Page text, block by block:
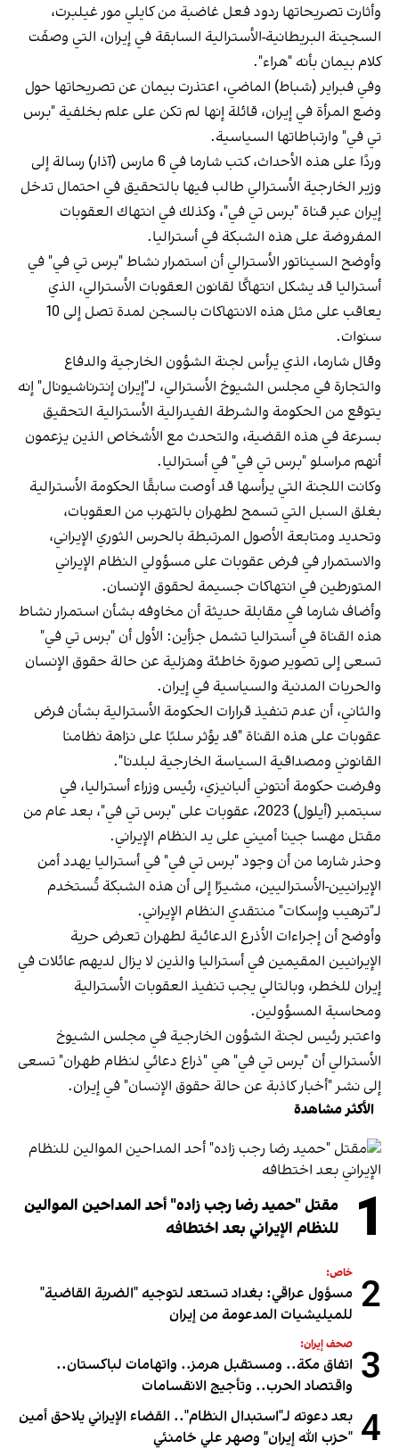
وأثارت تصريحاتها ردود فعل غاضبة من كايلي مور غيلبرت،
السجينة البريطانية-الأسترالية السابقة في إيران، التي وصفَت
كلام بيمان بأنه "هراء".
وفي فبراير (شباط) الماضي، اعتذرت بيمان عن تصريحاتها حول
وضع المرأة في إيران، قائلة إنها لم تكن على علم بخلفية "برس
تي في" وارتباطاتها السياسية.
وردًا على هذه الأحداث، كتب شارما في 6 مارس (آذار) رسالة إلى
وزير الخارجية الأسترالي طالب فيها بالتحقيق في احتمال تدخل
إيران عبر قناة "برس تي في"، وكذلك في انتهاك العقوبات
المفروضة على هذه الشبكة في أستراليا.
وأوضح السيناتور الأسترالي أن استمرار نشاط "برس تي في" في
أستراليا قد يشكل انتهاكًا لقانون العقوبات الأسترالي، الذي
يعاقب على مثل هذه الانتهاكات بالسجن لمدة تصل إلى 10
سنوات.
وقال شارما، الذي يرأس لجنة الشؤون الخارجية والدفاع
والتجارة في مجلس الشيوخ الأسترالي، لـ"إيران إنترناشيونال" إنه
يتوقع من الحكومة والشرطة الفيدرالية الأسترالية التحقيق
بسرعة في هذه القضية، والتحدث مع الأشخاص الذين يزعمون
أنهم مراسلو "برس تي في" في أستراليا.
وكانت اللجنة التي يرأسها قد أوصت سابقًا الحكومة الأسترالية
بغلق السبل التي تسمح لطهران بالتهرب من العقوبات،
وتحديد ومتابعة الأصول المرتبطة بالحرس الثوري الإيراني،
والاستمرار في فرض عقوبات على مسؤولي النظام الإيراني
المتورطين في انتهاكات جسيمة لحقوق الإنسان.
وأضاف شارما في مقابلة حديثة أن مخاوفه بشأن استمرار نشاط
هذه القناة في أستراليا تشمل جزأين: الأول أن "برس تي في"
تسعى إلى تصوير صورة خاطئة وهزلية عن حالة حقوق الإنسان
والحريات المدنية والسياسية في إيران.
والثاني، أن عدم تنفيذ قرارات الحكومة الأسترالية بشأن فرض
عقوبات على هذه القناة "قد يؤثر سلبًا على نزاهة نظامنا
القانوني ومصداقية السياسة الخارجية لبلدنا".
وفرضت حكومة أنتوني ألبانيزي، رئيس وزراء أستراليا، في
سبتمبر (أيلول) 2023، عقوبات على "برس تي في"، بعد عام من
مقتل مهسا جينا أميني على يد النظام الإيراني.
وحذر شارما من أن وجود "برس تي في" في أستراليا يهدد أمن
الإيرانيين-الأستراليين، مشيرًا إلى أن هذه الشبكة تُستخدم
لـ"ترهيب وإسكات" منتقدي النظام الإيراني.
وأوضح أن إجراءات الأذرع الدعائية لطهران تعرض حرية
الإيرانيين المقيمين في أستراليا والذين لا يزال لديهم عائلات في
إيران للخطر، وبالتالي يجب تنفيذ العقوبات الأسترالية
ومحاسبة المسؤولين.
واعتبر رئيس لجنة الشؤون الخارجية في مجلس الشيوخ
الأسترالي أن "برس تي في" هي "ذراع دعائي لنظام طهران" تسعى
إلى نشر "أخبار كاذبة عن حالة حقوق الإنسان" في إيران.
الأكثر مشاهدة
1
مقتل "حميد رضا رجب زاده" أحد المداحين الموالين
للنظام الإيراني بعد اختطافه
2 خاص:
مسؤول عراقي: بغداد تستعد لتوجيه "الضربة القاضية"
للميليشيات المدعومة من إيران
3 صحف إيران:
اتفاق مكة.. ومستقبل هرمز.. واتهامات لباكستان..
واقتصاد الحرب.. وتأجيج الانقسامات
4 بعد دعوته لـ"استبدال النظام".. القضاء الإيراني يلاحق أمين
"حزب الله إيران" وصهر علي خامنئي